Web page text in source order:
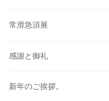
常滑急須展
感謝と御礼
新年のご挨拶。